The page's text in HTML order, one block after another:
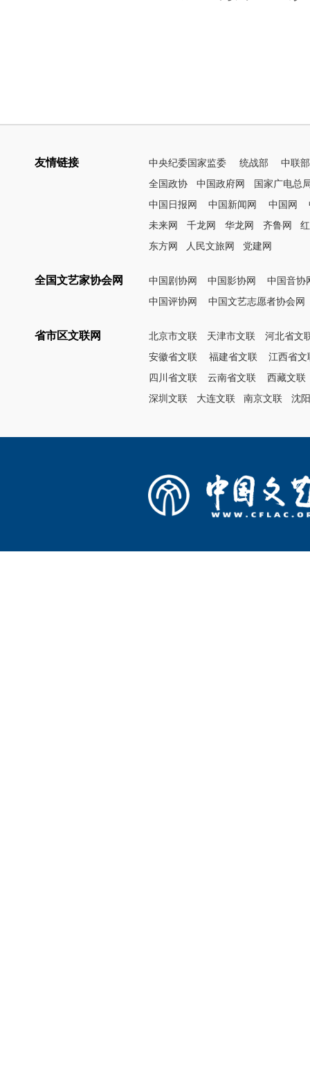
友情链接 中央纪委国家监委 统战部
中联部
全国政协
中国政府网
国家广电总
中国日报网
中国新闻网 中国网
未来网
千龙网 华龙网 齐鲁网
东方网
人民文旅网 党建网
全国文艺家协会网 中国剧协网 中国影协网
中国音协
中国评协网
中国文艺志愿者协会网
省市区文联网 北京市文联 天津市文联
河北省文
安徽省文联
福建省文联
江西省文
四川省文联
云南省文联
西藏文联
深圳文联
大连文联 南京文联 沈